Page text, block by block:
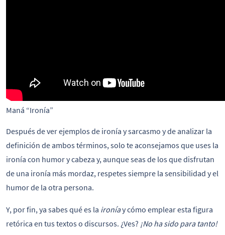
Maná “Ironía”
Después de ver ejemplos de ironía y sarcasmo y de analizar la
definición de ambos términos, solo te aconsejamos que uses la
ironía con humor y cabeza y, aunque seas de los que disfrutan
de una ironía más mordaz, respetes siempre la sensibilidad y el
humor de la otra persona.
Y, por fin, ya sabes qué es la ironíay cómo emplear esta figura
retórica en tus textos o discursos. ¿Ves? ¡No ha sido para tanto!